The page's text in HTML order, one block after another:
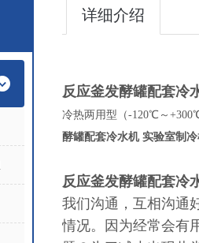
详细介绍
反应釜发酵罐配套冷
冷热两用型（-120℃～ +300
酵罐配套冷水机 实验室制
反应釜发酵罐配套冷
我们沟通，互相沟通
情况。因为经常会有